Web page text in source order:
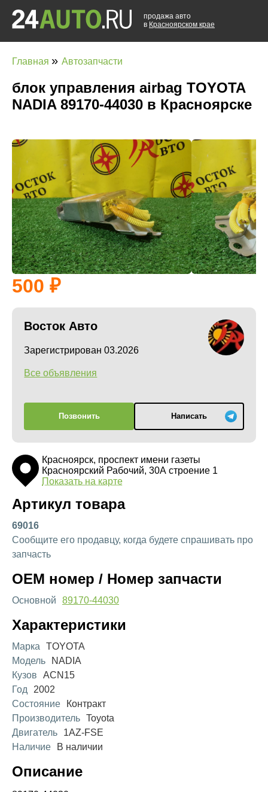
продажа авто
в Красноярском крае
Главная » Автозапчасти
блок управления airbag TOYOTA
NADIA 89170-44030 в Красноярске
500
Восток Авто
Зарегистрирован 03.2026
Все объявления
Позвонить Написать
Красноярск, проспект имени газеты
Красноярский Рабочий, 30А строение 1
Показать на карте
Артикул товара
69016
Сообщите его продавцу, когда будете спрашивать про
запчасть
OEM номер / Номер запчасти
Основной 89170-44030
Характеристики
Марка
TOYOTA
Модель
NADIA
Кузов
ACN15
Год
2002
Состояние
Контракт
Производитель Toyota
Двигатель
1AZ-FSE
Наличие
В наличии
Описание